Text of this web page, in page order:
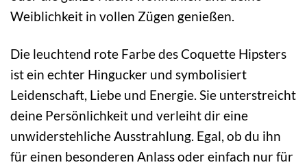
Weiblichkeit in vollen Zügen genießen.
Die leuchtend rote Farbe des Coquette Hipsters
ist ein echter Hingucker und symbolisiert
Leidenschaft, Liebe und Energie. Sie unterstreicht
deine Persönlichkeit und verleiht dir eine
unwiderstehliche Ausstrahlung. Egal, ob du ihn
für einen besonderen Anlass oder einfach nur für